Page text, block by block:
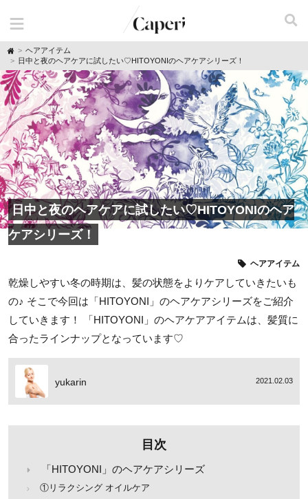
H
o
m
e
ヘアアイテム
日中と夜のヘアケアに試したい♡HITOYONIのヘアケアシリーズ！
日中と夜のヘアケアに試したい♡HITOYONIのヘア
ケアシリーズ！
ヘアアイテム
乾燥しやすい冬の時期は、髪の状態をよりケアしていきたいも
の♪ そこで今回は「HITOYONI」のヘアケアシリーズをご紹介
していきます！ 「HITOYONI」のヘアケアアイテムは、髪質に
合ったラインナップとなっています♡
yukarin 2021.02.03
目次
「HITOYONI」のヘアケアシリーズ
①リラクシング オイルケア